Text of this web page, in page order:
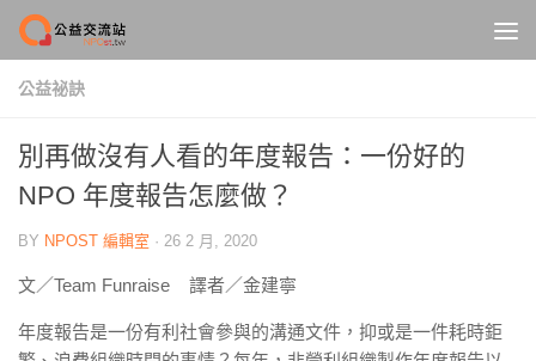
Skip to content
公益祕訣
別再做沒有人看的年度報告：一份好的
NPO 年度報告怎麼做？
BY NPOST 編輯室 · 26 2 月, 2020
文／Team Funraise 譯者／金建寧
年度報告是一份有利社會參與的溝通文件，抑或是一件耗時鉅